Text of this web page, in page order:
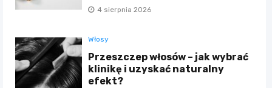
4 sierpnia 2026
Włosy
Przeszczep włosów – jak wybrać
klinikę i uzyskać naturalny
efekt?